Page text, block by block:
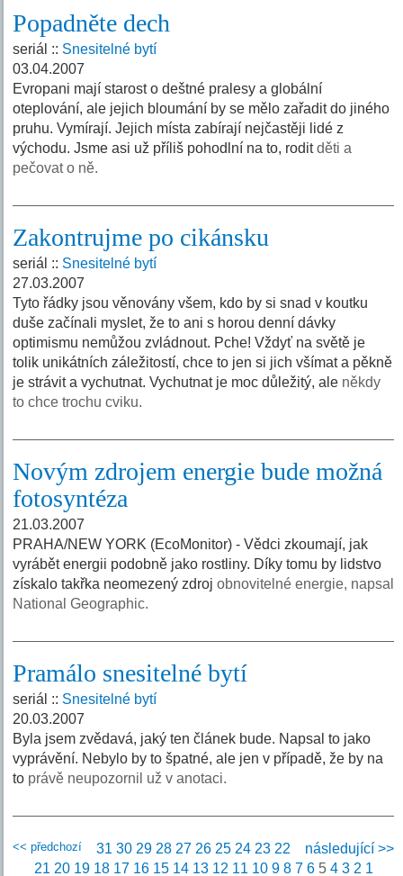
Popadněte dech
seriál :: Snesitelné bytí
03.04.2007
Evropani mají starost o deštné pralesy a globální
oteplování, ale jejich bloumání by se mělo zařadit do jiného
pruhu. Vymírají. Jejich místa zabírají nejčastěji lidé z
východu. Jsme asi už příliš pohodlní na to, roditděti a
pečovat o ně.
Zakontrujme po cikánsku
seriál :: Snesitelné bytí
27.03.2007
Tyto řádky jsou věnovány všem, kdo by si snad v koutku
duše začínali myslet, že to ani s horou denní dávky
optimismu nemůžou zvládnout. Pche! Vždyť na světě je
tolik unikátních záležitostí, chce to jen si jich všímat a pěkně
je strávit a vychutnat. Vychutnat je moc důležitý, ale někdy
to chce trochu cviku.
Novým zdrojem energie bude možná
fotosyntéza
21.03.2007
PRAHA/NEW YORK (EcoMonitor) - Vědci zkoumají, jak
vyrábět energii podobně jako rostliny. Díky tomu by lidstvo
získalo takřka neomezený zdrojobnovitelné energie, napsal
National Geographic.
Pramálo snesitelné bytí
seriál :: Snesitelné bytí
20.03.2007
Byla jsem zvědavá, jaký ten článek bude. Napsal to jako
vyprávění. Nebylo by to špatné, ale jen v případě, že by na
to právě neupozornil už v anotaci.
<< předchozí následující >>
31 30 29 28 27 26 25 24 23 22
21 20 19 18 17 16 15 14 13 12 11 10 9 8 7 65 4 3 2 1